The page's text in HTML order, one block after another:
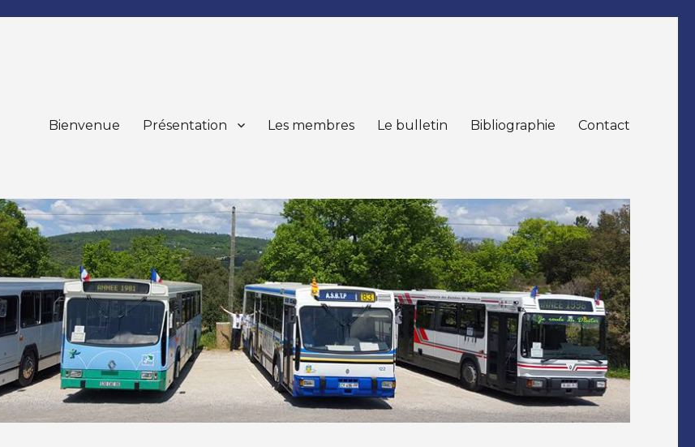
Bienvenue Présentation Les membres Le bulletin Bibliographie Contact